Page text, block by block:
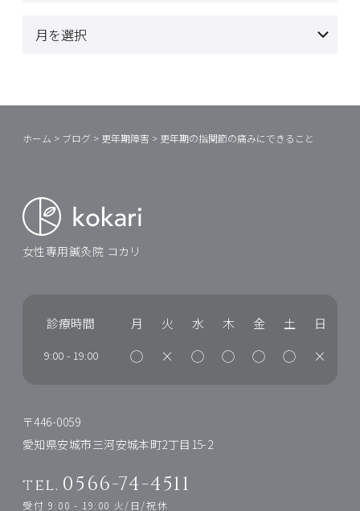
ホーム > ブログ > 更年期障害 > 更年期の指関節の痛みにできること
女性専用鍼灸院 コカリ
診療時間 月 火 水 木 金 土 日
9:00 - 19:00 ◯ × ◯ ◯ ◯ ◯ ×
〒446-0059
愛知県安城市三河安城本町2丁目15-2
tel. 0566-74-4511
受付 9:00 - 19:00 火/日/祝休